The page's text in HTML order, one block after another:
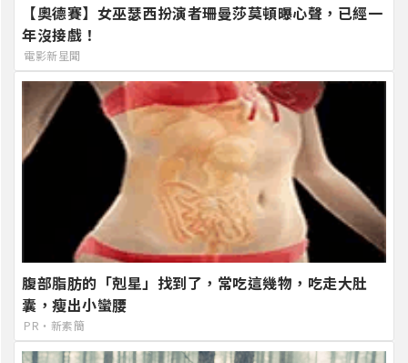
【奧德賽】女巫瑟西扮演者珊曼莎莫頓曝心聲，已經一
年沒接戲！
電影新星聞
腹部脂肪的「剋星」找到了，常吃這幾物，吃走大肚
囊，瘦出小蠻腰
PR・新素簡